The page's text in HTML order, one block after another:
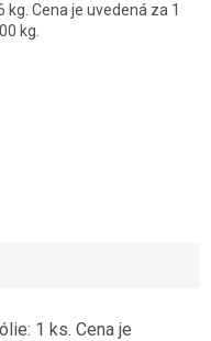
Cena je uvedená za 1
kg.
1 ks. Cena je